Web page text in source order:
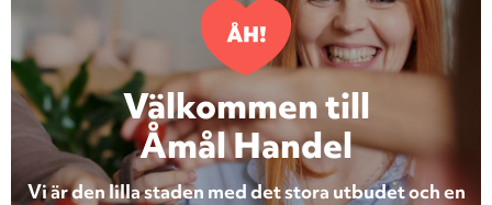
Välkommen till
Åmål Handel
Vi är den lilla staden med det stora utbudet och en